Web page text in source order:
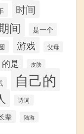
时间
间 是一个
游戏 父母
的是 皮肤
自己的
诗词
辈 陆游